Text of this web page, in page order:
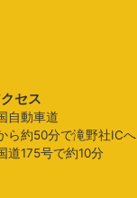
セス
自動車道
ら約50分で滝野社ICへ
道175号で約10分